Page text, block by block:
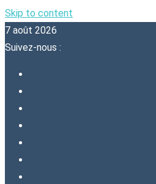
Skip to content
7 août 2026
Suivez-nous :